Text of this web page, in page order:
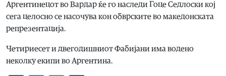
Аргентинецот во Вардар ќе го наследи Гоце Седлоски кој
сега целосно се насочува кон обврските во македонската
репрезентација.
Четириесет и двегодишниот Фабијани има водено
неколку екипи во Аргентина.